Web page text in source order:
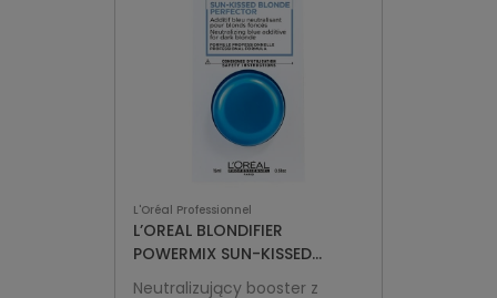
L'Oréal Professionnel
L’OREAL BLONDIFIER
POWERMIX SUN-KISSED
PERFECTOR 15ml
Neutralizujący booster z